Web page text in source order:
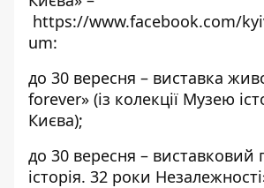
https://www.facebook.com/
um:
до 30 вересня – виставка
forever» (із колекції Музею
Києва);
до 30 вересня – виставковий
історія. 32 роки